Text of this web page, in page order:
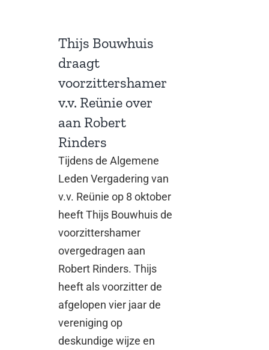
Thijs Bouwhuis
draagt
voorzittershamer
v.v. Reünie over
aan Robert
Rinders
Tijdens de Algemene
Leden Vergadering van
v.v. Reünie op 8 oktober
heeft Thijs Bouwhuis de
voorzittershamer
overgedragen aan
Robert Rinders. Thijs
heeft als voorzitter de
afgelopen vier jaar de
vereniging op
deskundige wijze en